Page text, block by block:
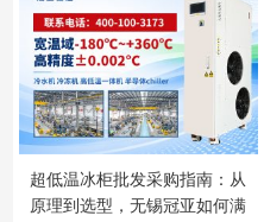
超低温冰柜批发采购指南：从
原理到选型，无锡冠亚如何满